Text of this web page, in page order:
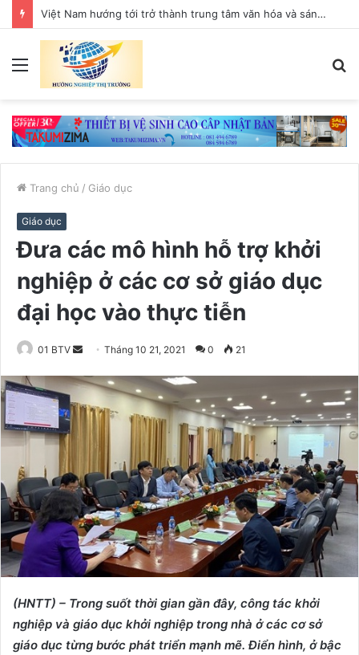
Việt Nam hướng tới trở thành trung tâm văn hóa và sáng tạo hàng đầu khu vực
Trang chủ / Giáo dục
Giáo dục
Đưa các mô hình hỗ trợ khởi
nghiệp ở các cơ sở giáo dục
đại học vào thực tiễn
01 BTV
n
d
m
a
i
l
Tháng 10 21, 2021 0 21
(HNTT) – Trong suốt thời gian gần đây, công tác khởi
nghiệp và giáo dục khởi nghiệp trong nhà ởcác cơ sở
giáo dục từng bước phát triển mạnh mẽ. Điển hình, ởbậc